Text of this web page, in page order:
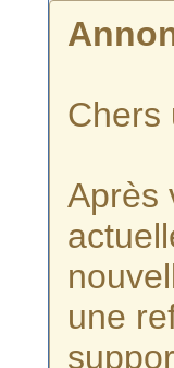
Chers
Après
une